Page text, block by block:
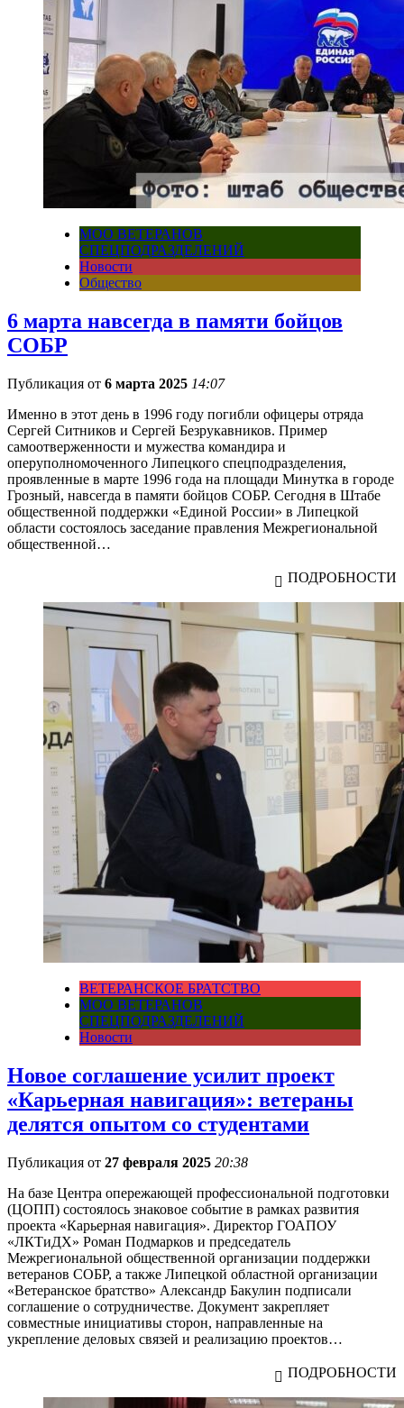
МОО ВЕТЕРАНОВ
СПЕЦПОДРАЗДЕЛЕНИЙ
Новости
Общество
6 марта навсегда в памяти бойцов
СОБР
Публикация от 6 марта 2025 14:07
Именно в этот день в 1996 году погибли офицеры отряда
Сергей Ситников и Сергей Безрукавников. Пример
самоотверженности и мужества командира и
оперуполномоченного Липецкого спецподразделения,
проявленные в марте 1996 года на площади Минутка в городе
Грозный, навсегда в памяти бойцов СОБР. Сегодня в Штабе
общественной поддержки «Единой России» в Липецкой
области состоялось заседание правления Межрегиональной
общественной…
ПОДРОБНОСТИ
ВЕТЕРАНСКОЕ БРАТСТВО
МОО ВЕТЕРАНОВ
СПЕЦПОДРАЗДЕЛЕНИЙ
Новости
Новое соглашение усилит проект
«Карьерная навигация»: ветераны
делятся опытом со студентами
Публикация от 27 февраля 2025 20:38
На базе Центра опережающей профессиональной подготовки
(ЦОПП) состоялось знаковое событие в рамках развития
проекта «Карьерная навигация». Директор ГОАПОУ
«ЛКТиДХ» Роман Подмарков и председатель
Межрегиональной общественной организации поддержки
ветеранов СОБР, а также Липецкой областной организации
«Ветеранское братство» Александр Бакулин подписали
соглашение о сотрудничестве. Документ закрепляет
совместные инициативы сторон, направленные на
укрепление деловых связей и реализацию проектов…
ПОДРОБНОСТИ